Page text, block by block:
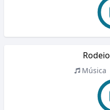
Música